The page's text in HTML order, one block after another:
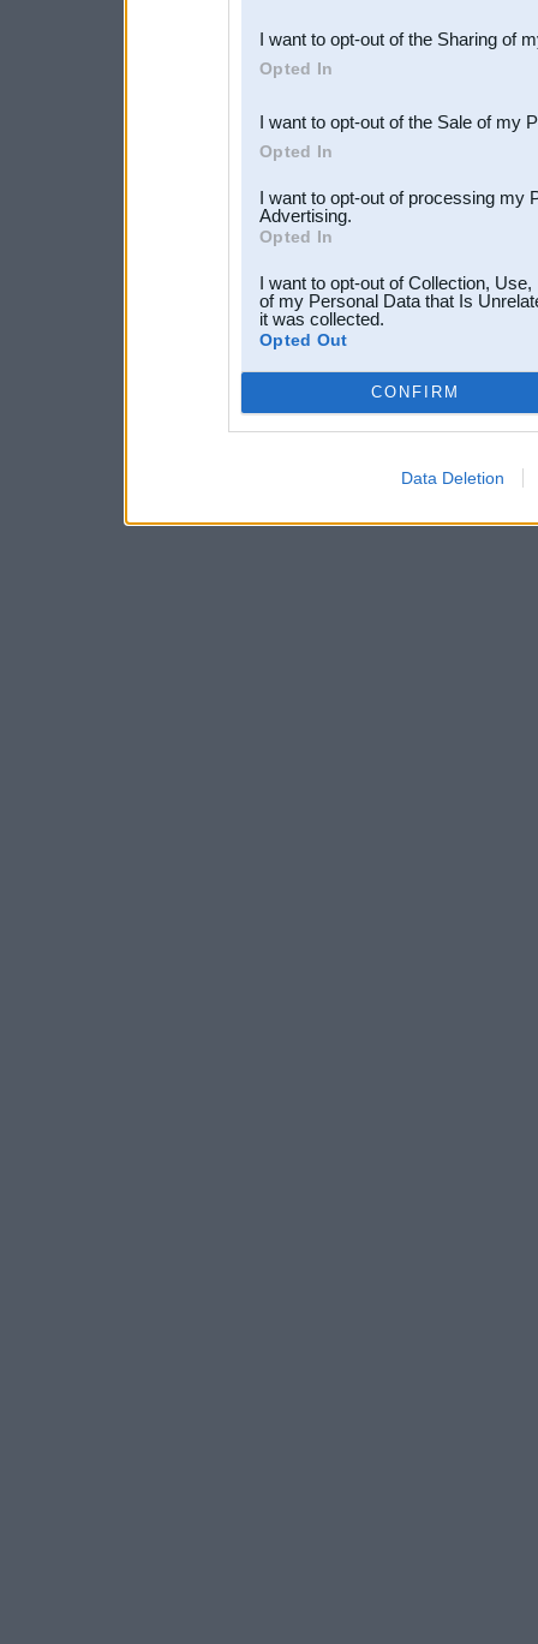
Downstream Participants
third parties.
I want to opt-out of the Sharing of
Opted In
I want to opt-out of the Sale of my
Opted In
I want to opt-out of processing my
Advertising.
Opted In
I want to opt-out of Collection,
of my Personal Data that Is
it was collected.
Opted Out
CONFIRM
Data Deletion